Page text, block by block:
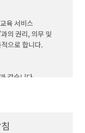
육 서비스
의 권리, 의무 및
으로 합니다.
같습니다.
웹사이트 관련 제반
하여 본 약관에 따라
용하는 회원 및